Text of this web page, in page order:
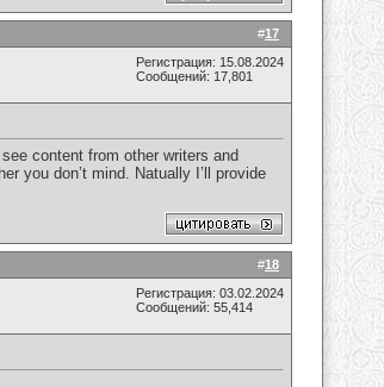
#17
Регистрация: 15.08.2024
Сообщений: 17,801
content from other writers and
you don’t mind. Natually I’ll provide
#18
Регистрация: 03.02.2024
Сообщений: 55,414